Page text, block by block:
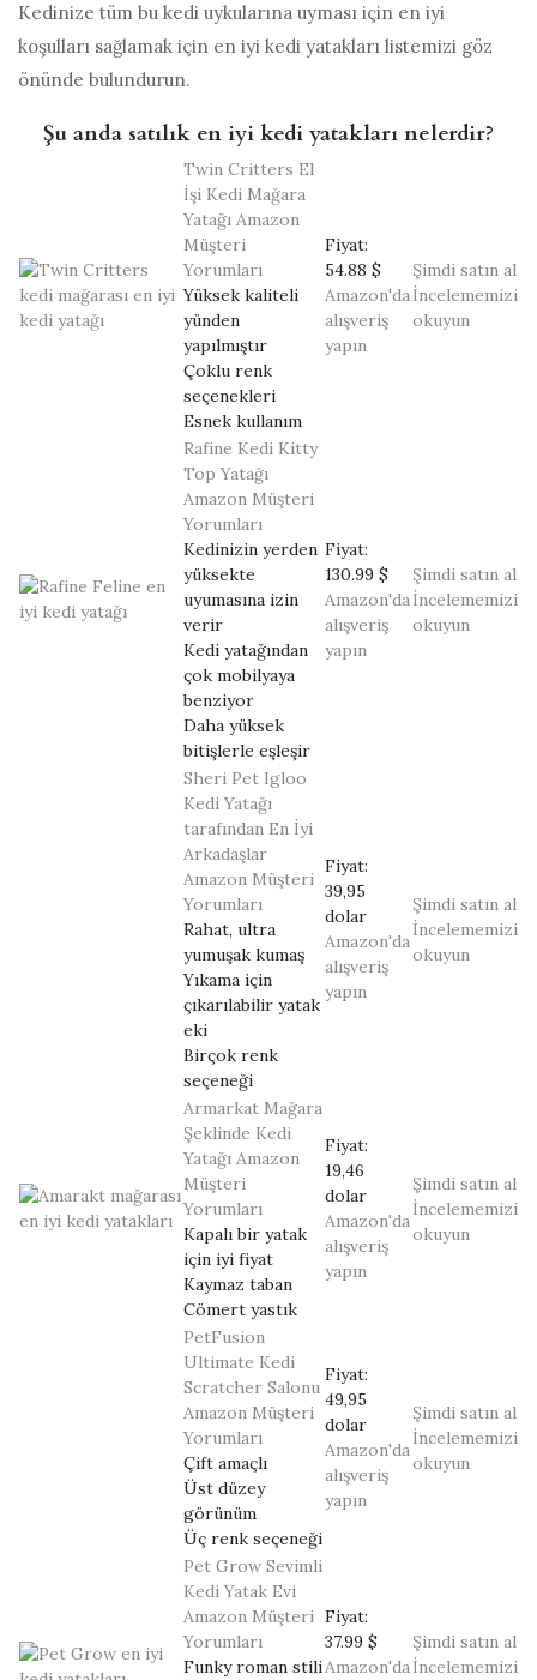
Kedinize tüm bu kedi uykularına uyması için en iyi
koşulları sağlamak için en iyi kedi yatakları listemizi göz
önünde bulundurun.
Şu anda satılık en iyi kedi yatakları nelerdir?
Twin Critters El
İşi Kedi Mağara
Yatağı Amazon
Müşteri
Yorumları
Yüksek kaliteli
yünden
yapılmıştır
Çoklu renk
seçenekleri
Esnek kullanım
Fiyat:
54.88 $
Amazon'da
alışveriş
yapın
Şimdi satın al
İncelememizi
okuyun
Rafine Kedi Kitty
Top Yatağı
Amazon Müşteri
Yorumları
Kedinizin yerden
yüksekte
uyumasına izin
verir
Kedi yatağından
çok mobilyaya
benziyor
Daha yüksek
bitişlerle eşleşir
Fiyat:
130.99 $
Amazon'da
alışveriş
yapın
Şimdi satın al
İncelememizi
okuyun
Sheri Pet Igloo
Kedi Yatağı
tarafından En İyi
Arkadaşlar
Amazon Müşteri
Yorumları
Rahat, ultra
yumuşak kumaş
Yıkama için
çıkarılabilir yatak
eki
Birçok renk
seçeneği
Fiyat:
39,95
dolar
Amazon'da
alışveriş
yapın
Şimdi satın al
İncelememizi
okuyun
Armarkat Mağara
Şeklinde Kedi
Yatağı Amazon
Müşteri
Yorumları
Kapalı bir yatak
için iyi fiyat
Kaymaz taban
Cömert yastık
Fiyat:
19,46
dolar
Amazon'da
alışveriş
yapın
Şimdi satın al
İncelememizi
okuyun
PetFusion
Ultimate Kedi
Scratcher Salonu
Amazon Müşteri
Yorumları
Çift amaçlı
Üst düzey
görünüm
Üç renk seçeneği
Fiyat:
49,95
dolar
Amazon'da
alışveriş
yapın
Şimdi satın al
İncelememizi
okuyun
Pet Grow Sevimli
Kedi Yatak Evi
Amazon Müşteri
Yorumları
Funky roman stili
Fiyat:
37.99 $
Amazon'da
Şimdi satın al
İncelememizi